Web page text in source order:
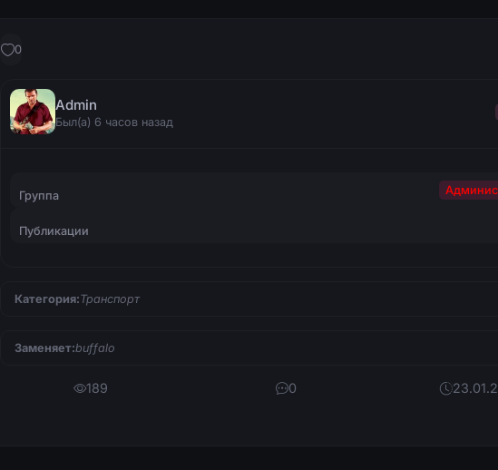
0
Admin
Был(а) 6 часов назад
Группа
Публикации
Категория:Транспорт
Заменяет:buffalo
189 0